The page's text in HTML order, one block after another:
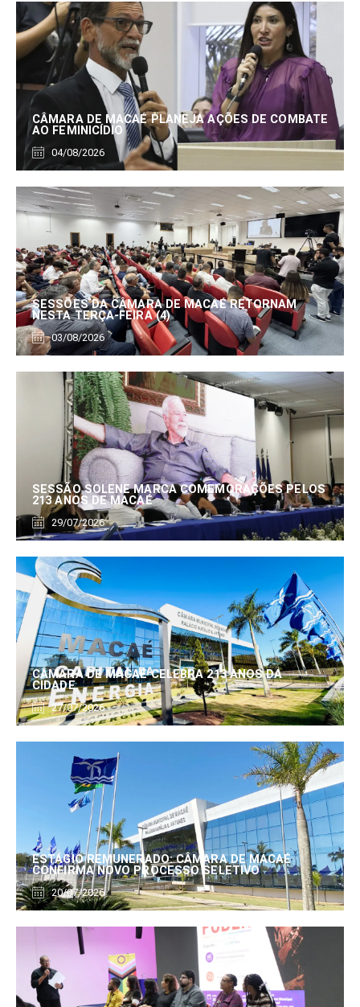
CÂMARA DE MACAÉ PLANEJA AÇÕES DE COMBATE
AO FEMINICÍDIO
04/08/2026
SESSÕES DA CÂMARA DE MACAÉ RETORNAM
NESTA TERÇA-FEIRA (4)
03/08/2026
SESSÃO SOLENE MARCA COMEMORAÇÕES PELOS
213 ANOS DE MACAÉ
29/07/2026
CÂMARA DE MACAÉ CELEBRA 213 ANOS DA
CIDADE
27/07/2026
ESTÁGIO REMUNERADO: CÂMARA DE MACAÉ
CONFIRMA NOVO PROCESSO SELETIVO
20/07/2026